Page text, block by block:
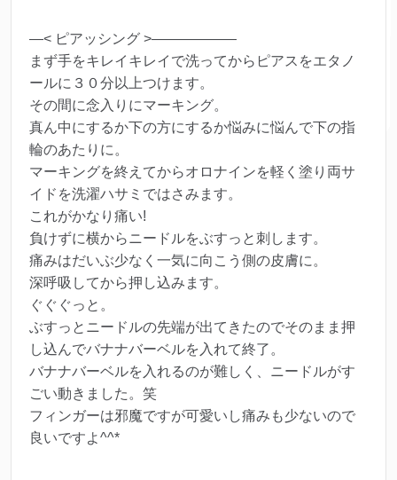
—< ピアッシング >——————
まず手をキレイキレイで洗ってからピアスをエタノ
ールに３０分以上つけます。
その間に念入りにマーキング。
真ん中にするか下の方にするか悩みに悩んで下の指
輪のあたりに。
マーキングを終えてからオロナインを軽く塗り両サ
イドを洗濯ハサミではさみます。
これがかなり痛い!
負けずに横からニードルをぶすっと刺します。
痛みはだいぶ少なく一気に向こう側の皮膚に。
深呼吸してから押し込みます。
ぐぐぐっと。
ぶすっとニードルの先端が出てきたのでそのまま押
し込んでバナナバーベルを入れて終了。
バナナバーベルを入れるのが難しく、ニードルがす
ごい動きました。笑
フィンガーは邪魔ですが可愛いし痛みも少ないので
良いですよ^^*